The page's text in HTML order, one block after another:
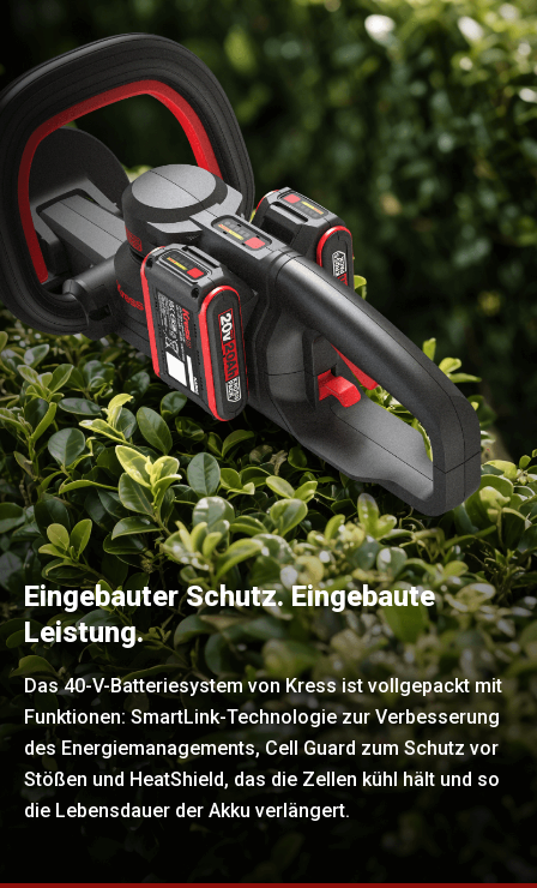
Eingebauter Schutz. Eingebaute
Leistung.
Das 40-V-Batteriesystem von Kress ist vollgepackt mit
Funktionen: SmartLink-Technologie zur Verbesserung
des Energiemanagements, Cell Guard zum Schutz vor
Stößen und HeatShield, das die Zellen kühl hält und so
die Lebensdauer der Akku verlängert.